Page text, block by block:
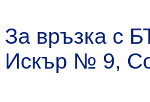
За връзка с
Искър № 9,